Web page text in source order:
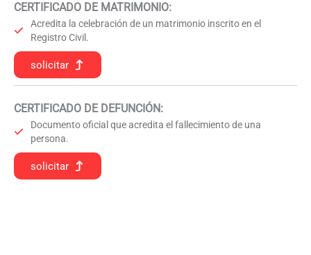
CERTIFICADO DE MATRIMONIO:
Acredita la celebración de un matrimonio inscrito en el
Registro Civil.
solicitar
CERTIFICADO DE DEFUNCIÓN:
Documento oficial que acredita el fallecimiento de una
persona.
solicitar